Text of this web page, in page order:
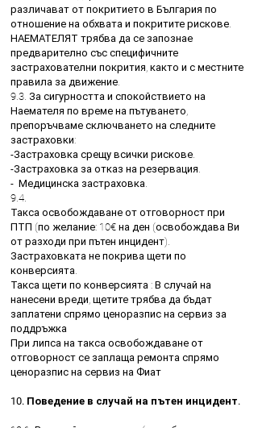
различават от покритието в България по
отношение на обхвата и покритите рискове.
НАЕМАТЕЛЯТ трябва да се запознае
предварително със специфичните
застрахователни покрития, както и с местните
правила за движение.
9.3. За сигурността и спокойствието на
Наемателя по време на пътуването,
препоръчваме сключването на следните
застраховки:
-Застраховка срещу всички рискове.
-Застраховка за отказ на резервация.
- Медицинска застраховка.
9.4.
Такса освобождаване от отговорност при
ПТП (по желание: 10€ на ден (освобождава Ви
от разходи при пътен инцидент).
Застраховката не покрива щети по
конверсията.
Такса щети по конверсията : В случай на
нанесени вреди, щетите трябва да бъдат
заплатени спрямо ценоразпис на сервиз за
поддръжка
При липса на такса освобождаване от
отговорност се заплаща ремонта спрямо
ценоразпис на сервиз на Фиат
10. Поведение в случай на пътен инцидент.